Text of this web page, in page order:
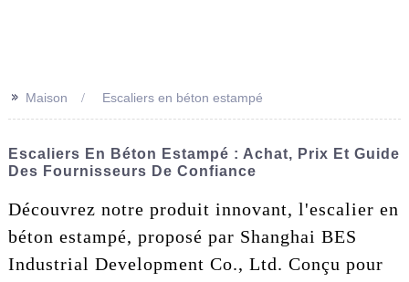
>> Maison Escaliers en béton estampé
Escaliers En Béton Estampé : Achat, Prix Et Guide
Des Fournisseurs De Confiance
Découvrez notre produit innovant, l'escalier en
béton estampé, proposé par Shanghai BES
Industrial Development Co., Ltd. Conçu pour